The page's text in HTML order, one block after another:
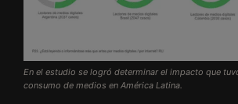
En el estudio se logró determinar el impacto que
consumo de medios en América Latina.